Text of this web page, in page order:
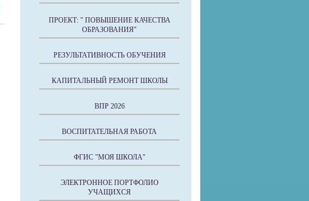
ПРОЕКТ: " ПОВЫШЕНИЕ КАЧЕСТВА
ОБРАЗОВАНИЯ"
РЕЗУЛЬТАТИВНОСТЬ ОБУЧЕНИЯ
КАПИТАЛЬНЫЙ РЕМОНТ ШКОЛЫ
ВПР 2026
ВОСПИТАТЕЛЬНАЯ РАБОТА
ФГИС "МОЯ ШКОЛА"
ЭЛЕКТРОННОЕ ПОРТФОЛИО
УЧАЩИХСЯ